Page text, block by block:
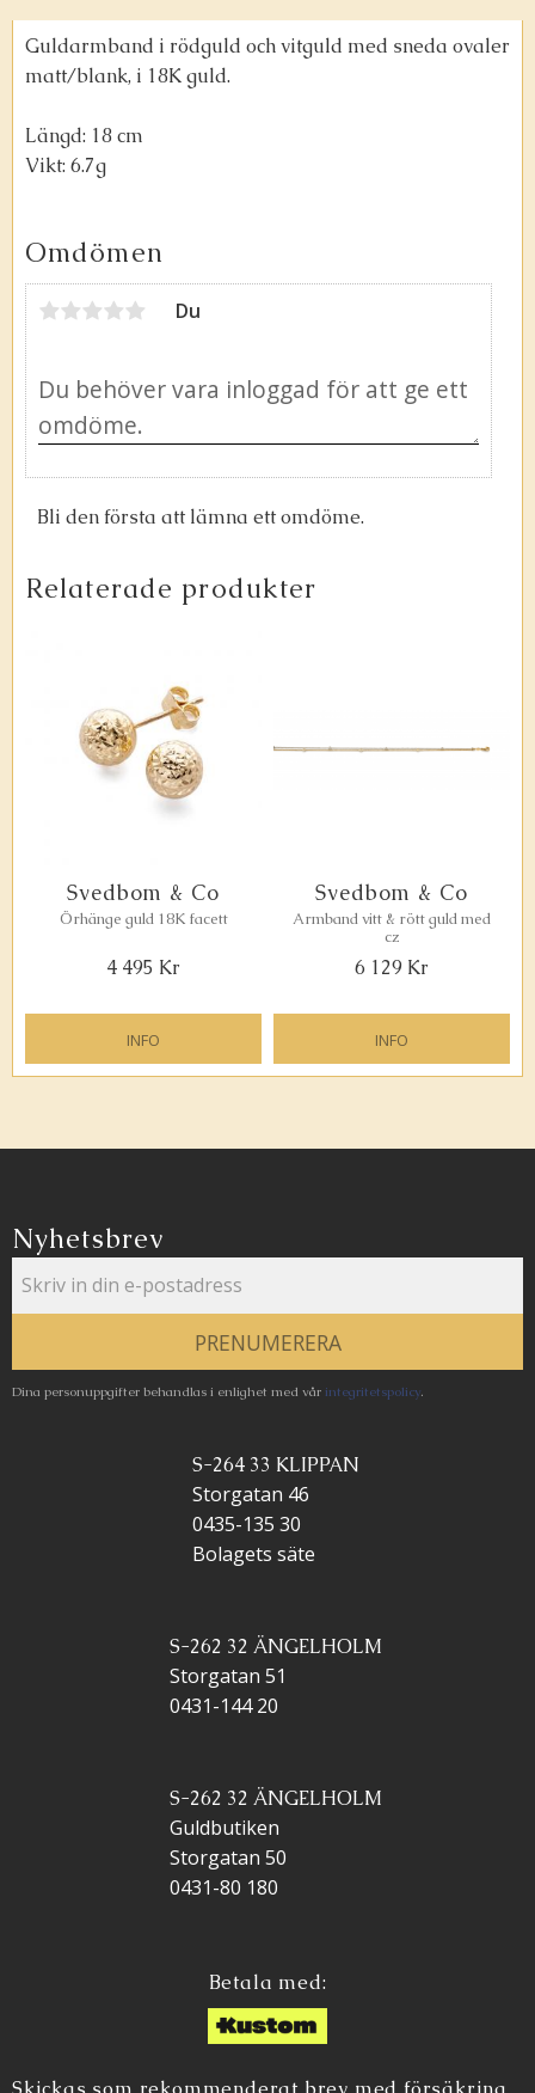
Guldarmband i rödguld och vitguld med sneda ovaler
matt/blank, i 18K guld.
Längd: 18 cm
Vikt: 6.7g
Omdömen
Du
Bli den första att lämna ett omdöme.
Relaterade produkter
Svedbom & Co
Örhänge guld 18K facett
4 495 Kr
Lägg till i favoriter
INFO
Svedbom & Co
Armband vitt & rött guld med
cz
6 129 Kr
INFO
Nyhetsbrev
PRENUMERERA
Dina personuppgifter behandlas i enlighet med vår integritetspolicy.
S-264 33 KLIPPAN
Storgatan 46
0435-135 30
Bolagets säte
S-262 32 ÄNGELHOLM
Storgatan 51
0431-144 20
S-262 32 ÄNGELHOLM
Guldbutiken
Storgatan 50
0431-80 180
Betala med: